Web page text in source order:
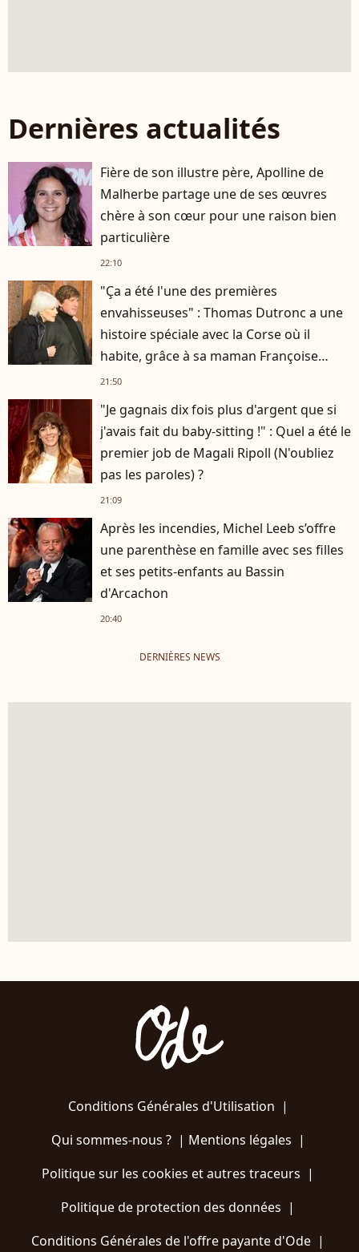
Dernières actualités
Fière de son illustre père, Apolline de
Malherbe partage une de ses œuvres
chère à son cœur pour une raison bien
particulière
22:10
"Ça a été l'une des premières
envahisseuses" : Thomas Dutronc a une
histoire spéciale avec la Corse où il
habite, grâce à sa maman Françoise
Hardy
21:50
"Je gagnais dix fois plus d'argent que si
j'avais fait du baby-sitting !" : Quel a été le
premier job de Magali Ripoll (N'oubliez
pas les paroles) ?
21:09
Après les incendies, Michel Leeb s’offre
une parenthèse en famille avec ses filles
et ses petits-enfants au Bassin
d'Arcachon
20:40
DERNIÈRES NEWS
Conditions Générales d'Utilisation |
Qui sommes-nous ?| Mentions légales |
Politique sur les cookies et autres traceurs |
Politique de protection des données |
Conditions Générales de l'offre payante d'Ode |